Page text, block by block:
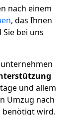
nach einem
, das Ihnen
bei uns
und allem
Umzug nach
benötigt wird.